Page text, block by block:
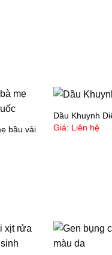
bầu vải
Dầu Khuynh
Giá: Liên hệ